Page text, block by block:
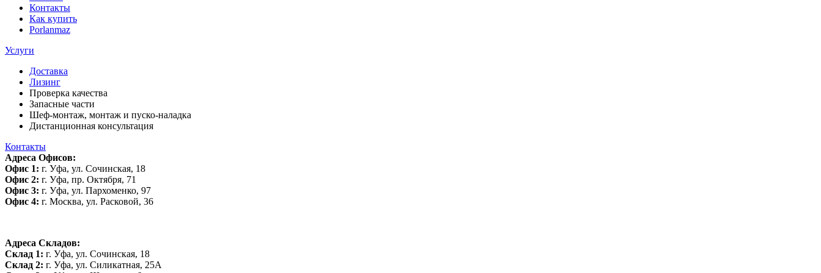
Контакты
Как купить
Porlanmaz
Услуги
Доставка
Лизинг
Проверка качества
Запасные части
Шеф-монтаж, монтаж и пуско-наладка
Дистанционная консультация
Контакты
Адреса Офисов:
Офис 1: г. Уфа, ул. Сочинская, 18
Офис 2: г. Уфа, пр. Октября, 71
Офис 3: г. Уфа, ул. Пархоменко, 97
Офис 4: г. Москва, ул. Расковой, 36
Адреса Складов:
Склад 1: г. Уфа, ул. Сочинская, 18
Склад 2: г. Уфа, ул. Силикатная, 25А